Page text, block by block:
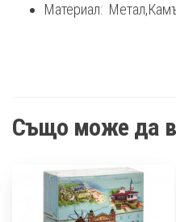
Материал:
Също може да